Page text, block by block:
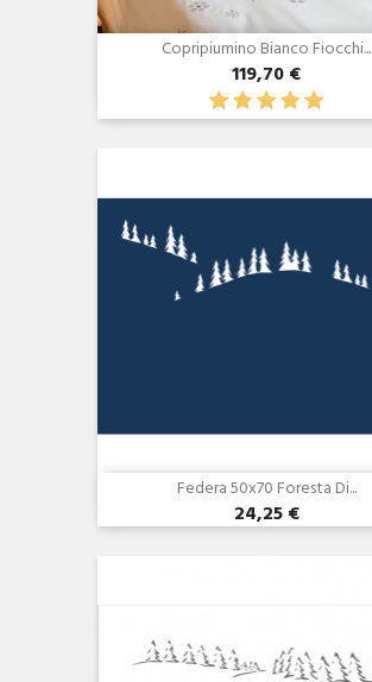
Copripiumino Bianco Fiocchi...
119,70 €
Anteprima
Federa 50x70 Foresta Di...
24,25 €
Anteprima